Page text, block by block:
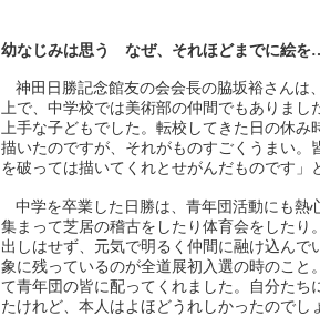
幼なじみは思う なぜ、それほどまでに絵
神田日勝記念館友の会会長の脇坂裕さんは
上で、中学校では美術部の仲間でもありまし
上手な子どもでした。転校してきた日の休み
描いたのですが、それがものすごくうまい。
を破っては描いてくれとせがんだものです」
中学を卒業した日勝は、青年団活動にも熱
集まって芝居の稽古をしたり体育会をしたり
出しはせず、元気で明るく仲間に融け込んで
象に残っているのが全道展初入選の時のこと
て青年団の皆に配ってくれました。自分たち
たけれど、本人はよほどうれしかったのでし